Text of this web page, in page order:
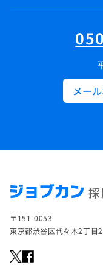
メー
〒151-0053
東京都渋谷区代々木2丁目